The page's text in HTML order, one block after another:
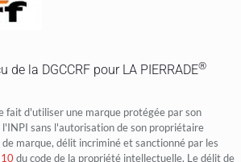
de la DGCCRF pour LA PIERRADE®
fait d'utiliser une marque protégée par son
sans l'autorisation de son propriétaire
marque, délit incriminé et sanctionné par les
du code de la propriété intellectuelle. Le délit de